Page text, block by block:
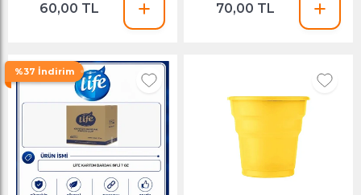
60,00 TL 70,00 TL
%37 İndirim